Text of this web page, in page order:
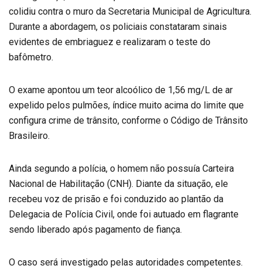
colidiu contra o muro da Secretaria Municipal de Agricultura.
Durante a abordagem, os policiais constataram sinais
evidentes de embriaguez e realizaram o teste do
bafômetro.
O exame apontou um teor alcoólico de 1,56 mg/L de ar
expelido pelos pulmões, índice muito acima do limite que
configura crime de trânsito, conforme o Código de Trânsito
Brasileiro.
Ainda segundo a polícia, o homem não possuía Carteira
Nacional de Habilitação (CNH). Diante da situação, ele
recebeu voz de prisão e foi conduzido ao plantão da
Delegacia de Polícia Civil, onde foi autuado em flagrante
sendo liberado após pagamento de fiança.
O caso será investigado pelas autoridades competentes.